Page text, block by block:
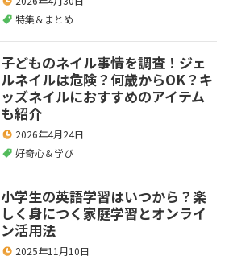
特集＆まとめ
子どものネイル事情を調査！ジェ
ルネイルは危険？何歳からOK？キ
ッズネイルにおすすめのアイテム
も紹介
2026年4月24日
好奇心＆学び
小学生の英語学習はいつから？楽
しく身につく家庭学習とオンライ
ン活用法
2025年11月10日